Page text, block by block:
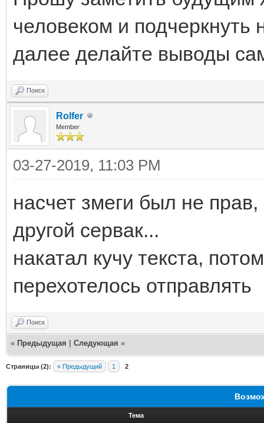
человеком и подчеркнуть
далее делайте выводы
Поиск
Rolfer
Member
03-27-2019, 11:03 PM
насчет змеги был не
другой сервак...
накатал кучу текста,
перехотелось отправлять
Поиск
« Предыдущая Следующая »
Страницы (2): « Предыдущий 1 2
Тема